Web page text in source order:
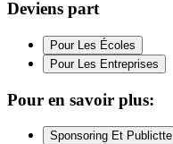
Deviens part
Pour Les Écoles
Pour Les Entreprises
Pour en savoir plus:
Sponsoring Et Publictte